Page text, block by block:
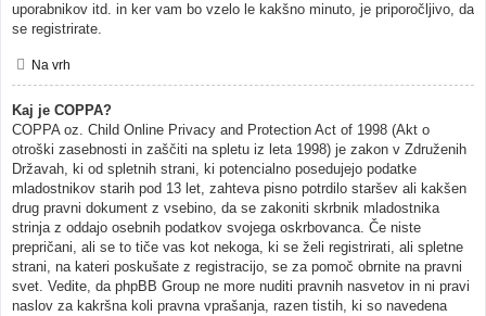
uporabnikov itd. in ker vam bo vzelo le kakšno minuto, je priporočljivo, da
se registrirate.
Na vrh
Kaj je COPPA?
COPPA oz. Child Online Privacy and Protection Act of 1998 (Akt o
otroški zasebnosti in zaščiti na spletu iz leta 1998) je zakon v Združenih
Državah, ki od spletnih strani, ki potencialno posedujejo podatke
mladostnikov starih pod 13 let, zahteva pisno potrdilo staršev ali kakšen
drug pravni dokument z vsebino, da se zakoniti skrbnik mladostnika
strinja z oddajo osebnih podatkov svojega oskrbovanca. Če niste
prepričani, ali se to tiče vas kot nekoga, ki se želi registrirati, ali spletne
strani, na kateri poskušate z registracijo, se za pomoč obrnite na pravni
svet. Vedite, da phpBB Group ne more nuditi pravnih nasvetov in ni pravi
naslov za kakršna koli pravna vprašanja, razen tistih, ki so navedena